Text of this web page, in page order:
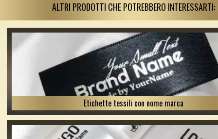
ALTRI PRODOTTI CHE POTREBBERO INTERESSARTI:
Etichette tessili con nome marca